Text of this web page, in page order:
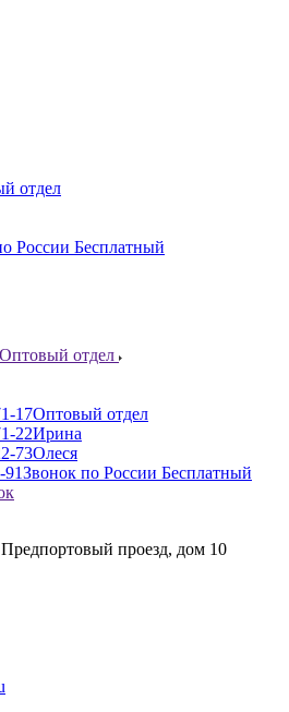
отдел
России Бесплатный
Оптовый отдел
17Оптовый отдел
22Ирина
73Олеся
Звонок по России Бесплатный
проезд, дом 10